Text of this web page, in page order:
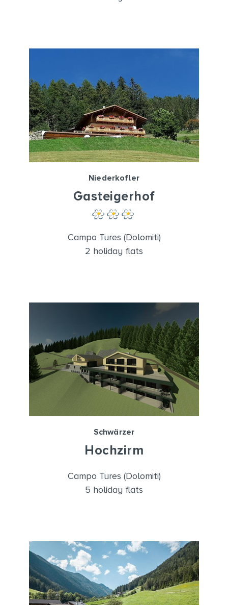
Niederkofler
Gasteigerhof
Campo Tures (Dolomiti)
2 holiday flats
Schwärzer
Hochzirm
Campo Tures (Dolomiti)
5 holiday flats